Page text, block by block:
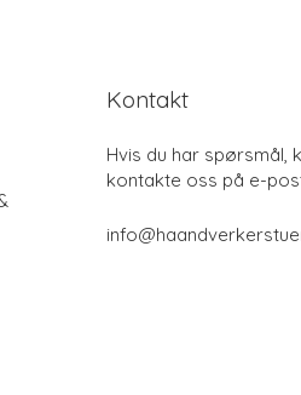
Kontakt
Hvis du har spørsmål,
kontakte oss på e-